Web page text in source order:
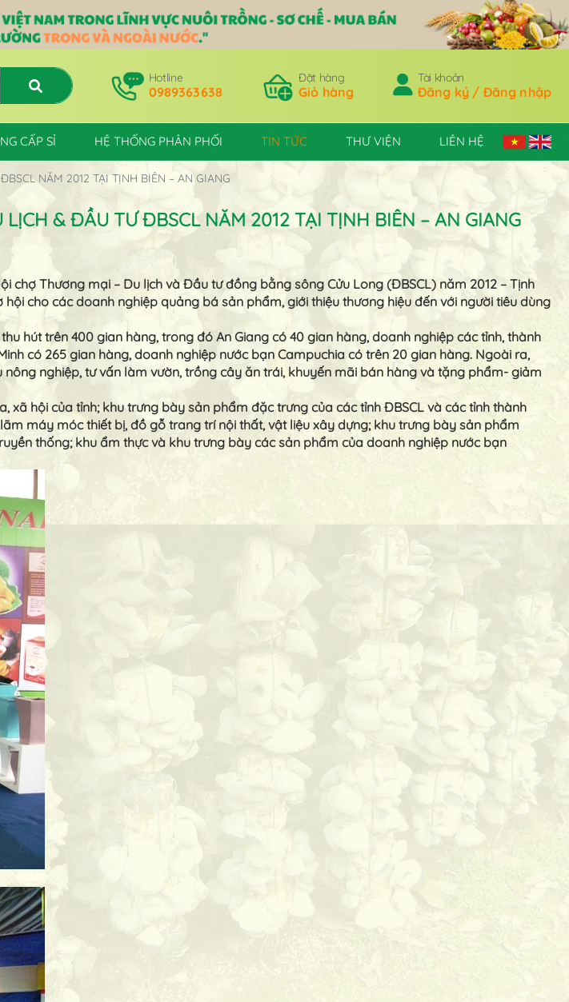
Hotline
0989363638
Đặt hàng
Giỏ hàng
Tài khoản
Đăng ký / Đăng nhập
CẤP SỈ HỆ THỐNG PHÂN PHỐI TIN TỨC THƯ VIỆN LIÊN HỆ
NĂM 2012 TẠI TỊNH BIÊN – AN GIANG
& ĐẦU TƯ ĐBSCL NĂM 2012 TẠI TỊNH BIÊN – AN GIANG
chợ Thương mại – Du lịch và Đầu tư đồng bằng sông Cửu Long (ĐBSCL) năm 2012 – Tịnh
cho các doanh nghiệp quảng bá sản phẩm, giới thiệu thương hiệu đến với người tiêu dùng
hút trên 400 gian hàng, trong đó An Giang có 40 gian hàng, doanh nghiệp các tỉnh, thành
có 265 gian hàng, doanh nghiệp nước bạn Campuchia có trên 20 gian hàng. Ngoài ra,
nghiệp, tư vấn làm vườn, trồng cây ăn trái, khuyến mãi bán hàng và tặng phẩm- giảm
hội của tỉnh; khu trưng bày sản phẩm đặc trưng của các tỉnh ĐBSCL và các tỉnh thành
máy móc thiết bị, đồ gỗ trang trí nội thất, vật liệu xây dựng; khu trưng bày sản phẩm
thống; khu ẩm thực và khu trưng bày các sản phẩm của doanh nghiệp nước bạn